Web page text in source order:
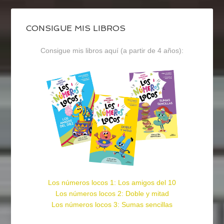
CONSIGUE MIS LIBROS
Consigue mis libros aquí (a partir de 4 años):
Los números locos 1: Los amigos del 10
Los números locos 2: Doble y mitad
Los números locos 3: Sumas sencillas